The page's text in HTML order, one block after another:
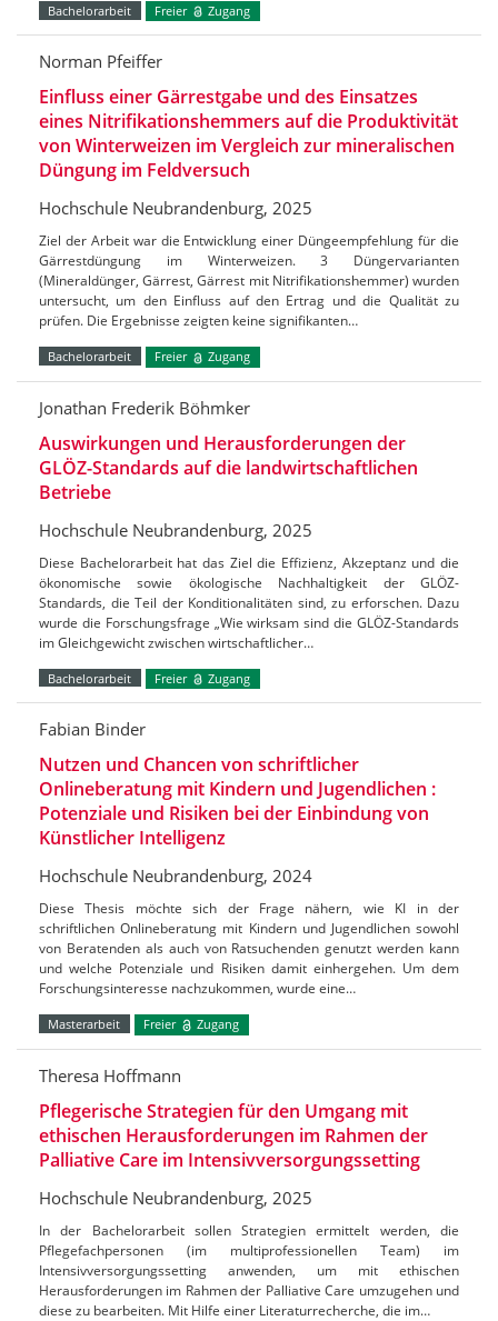
Bachelorarbeit Freier Zugang
Norman Pfeiffer
Einfluss einer Gärrestgabe und des Einsatzes
eines Nitrifikationshemmers auf die Produktivität
von Winterweizen im Vergleich zur mineralischen
Düngung im Feldversuch
Hochschule Neubrandenburg, 2025
Ziel der Arbeit war die Entwicklung einer Düngeempfehlung für die
Gärrestdüngung im Winterweizen. 3 Düngervarianten
(Mineraldünger, Gärrest, Gärrest mit Nitrifikationshemmer) wurden
untersucht, um den Einfluss auf den Ertrag und die Qualität zu
prüfen. Die Ergebnisse zeigten keine signifikanten…
Bachelorarbeit Freier Zugang
Jonathan Frederik Böhmker
Auswirkungen und Herausforderungen der
GLÖZ-Standards auf die landwirtschaftlichen
Betriebe
Hochschule Neubrandenburg, 2025
Diese Bachelorarbeit hat das Ziel die Effizienz, Akzeptanz und die
ökonomische sowie ökologische Nachhaltigkeit der GLÖZ-
Standards, die Teil der Konditionalitäten sind, zu erforschen. Dazu
wurde die Forschungsfrage „Wie wirksam sind die GLÖZ-Standards
im Gleichgewicht zwischen wirtschaftlicher…
Bachelorarbeit Freier Zugang
Fabian Binder
Nutzen und Chancen von schriftlicher
Onlineberatung mit Kindern und Jugendlichen :
Potenziale und Risiken bei der Einbindung von
Künstlicher Intelligenz
Hochschule Neubrandenburg, 2024
Diese Thesis möchte sich der Frage nähern, wie KI in der
schriftlichen Onlineberatung mit Kindern und Jugendlichen sowohl
von Beratenden als auch von Ratsuchenden genutzt werden kann
und welche Potenziale und Risiken damit einhergehen. Um dem
Forschungsinteresse nachzukommen, wurde eine…
Masterarbeit Freier Zugang
Theresa Hoffmann
Pflegerische Strategien für den Umgang mit
ethischen Herausforderungen im Rahmen der
Palliative Care im Intensivversorgungssetting
Hochschule Neubrandenburg, 2025
In der Bachelorarbeit sollen Strategien ermittelt werden, die
Pflegefachpersonen (im multiprofessionellen Team) im
Intensivversorgungssetting anwenden, um mit ethischen
Herausforderungen im Rahmen der Palliative Care umzugehen und
diese zu bearbeiten. Mit Hilfe einer Literaturrecherche, die im…